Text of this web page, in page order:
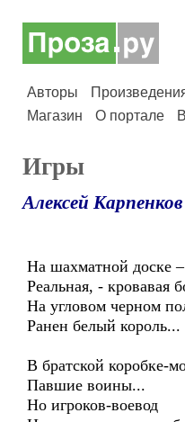
Авторы
Магазин
О портале
Игры
Алексей Карпенков
На шахматной доске –
Реальная, - кровавая
На угловом черном
Ранен белый король...
В братской коробке-
Павшие воины...
Но игроков-воевод